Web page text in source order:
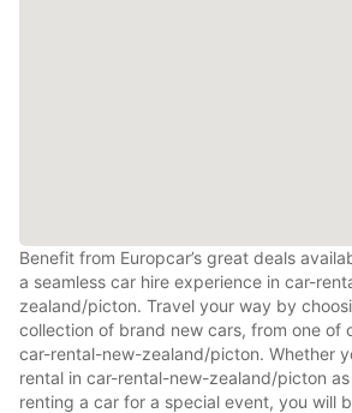
Benefit from Europcar’s great deals
a seamless car hire experience in car-
zealand/picton. Travel your way by
collection of brand new cars, from one of
car-rental-new-zealand/picton. Whether
rental in car-rental-new-zealand/picton
renting a car for a special event, you will